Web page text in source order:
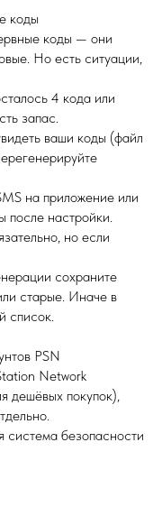
коды
коды — они
Но есть ситуации,
4 кода или
запас.
ваши коды (файл
на приложение или
после настройки.
но если
сохраните
старые. Иначе в
список.
PSN
Network
дешёвых покупок),
система безопасности